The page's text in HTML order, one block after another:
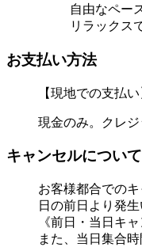
自由なペー
リラックス
お支払い方法
【現地での支払い
現金のみ。クレ
キャンセルについて
お客様都合での
日の前日より発生
《前日・当日キ
また、当日集合